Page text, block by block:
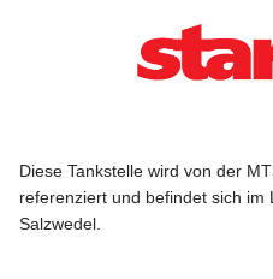
Diese Tankstelle wird von der
referenziert und befindet sich im
Salzwedel.